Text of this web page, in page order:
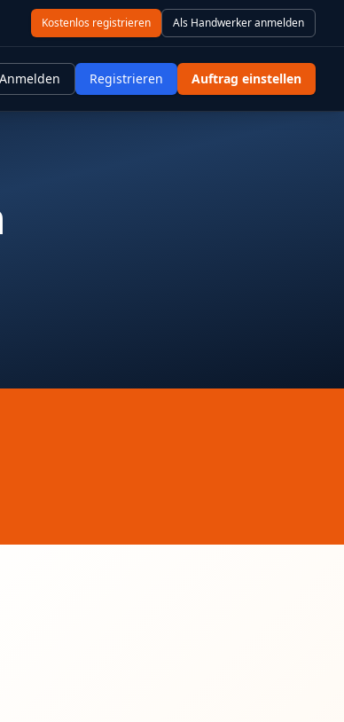
Kostenlos registrieren Als Handwerker anmelden
Anmelden Registrieren Auftrag einstellen